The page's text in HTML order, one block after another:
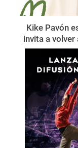
Kike Pavón
invita a